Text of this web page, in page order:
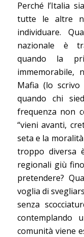
Perché l’Italia
tutte le altre
individuare.
nazionale è
quando la
immemorabile,
Mafia (lo
quando chi
frequenza non
“vieni avanti,
seta e la
troppo diversa
regionali giù
pretendere?
voglia di
senza
contemplando
comunità viene